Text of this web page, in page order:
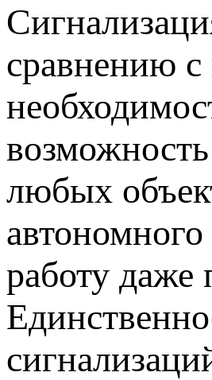
сравнению с
любых
работу даже